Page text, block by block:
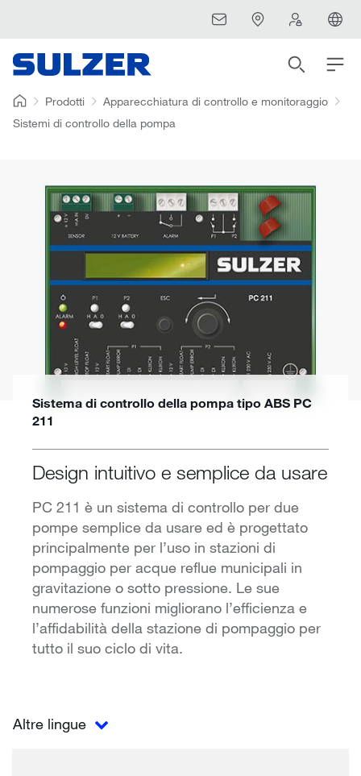
Prodotti
Apparecchiatura di controllo e monitoraggio
Sistemi di controllo della pompa
Sistema di controllo della pompa tipo ABS PC
211
Design intuitivo e semplice da usare
PC 211 è un sistema di controllo per due
pompe semplice da usare ed è progettato
principalmente per l’uso in stazioni di
pompaggio per acque reflue municipali in
gravitazione o sotto pressione. Le sue
numerose funzioni migliorano l’efficienza e
l’affidabilità della stazione di pompaggio per
tutto il suo ciclo di vita.
Altre lingue